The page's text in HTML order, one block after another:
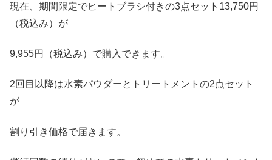
現在、期間限定でヒートブラシ付きの3点セット13,750円
（税込み）が
9,955円（税込み）で購入できます。
2回目以降は水素パウダーとトリートメントの2点セット
が
割り引き価格で届きます。